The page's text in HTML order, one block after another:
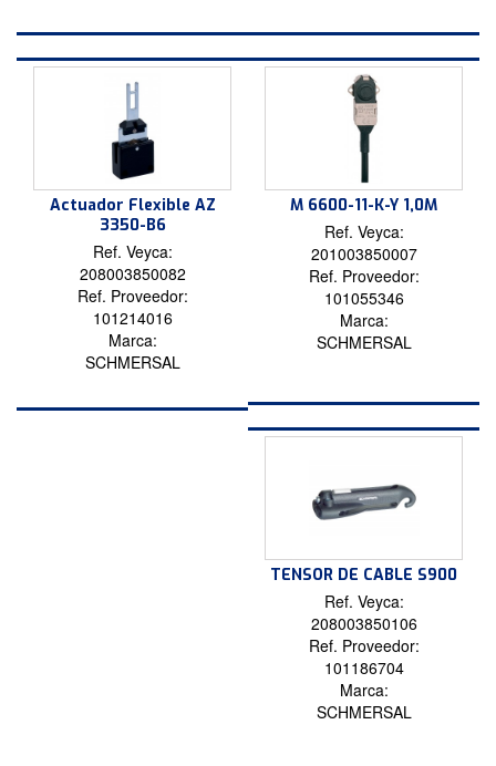
Actuador Flexible AZ
3350-B6
Ref. Veyca:
208003850082
Ref. Proveedor:
101214016
Marca:
SCHMERSAL
M 6600-11-K-Y 1,0M
Ref. Veyca:
201003850007
Ref. Proveedor:
101055346
Marca:
SCHMERSAL
TENSOR DE CABLE S900
Ref. Veyca:
208003850106
Ref. Proveedor:
101186704
Marca:
SCHMERSAL